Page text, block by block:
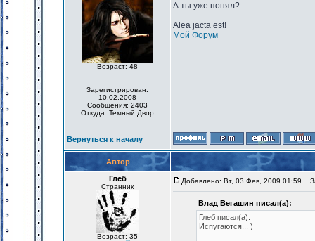
Возраст: 48
Зарегистрирован:
10.02.2008
Сообщения: 2403
Откуда: Темный Двор
А ты уже понял?
Alea jacta est!
Мой Форум
Вернуться к началу
Автор
Глеб
Странник
Возраст: 35
Добавлено: Вт, 03 Фев, 2009 01:59
Влад Вегашин писал(а):
Глеб писал(а):
Испугаются... )